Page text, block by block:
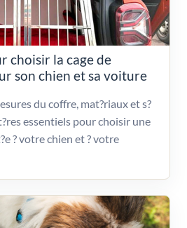
choisir la cage de
son chien et sa voiture
du coffre, mat?riaux et s?
essentiels pour choisir une
? votre chien et ? votre